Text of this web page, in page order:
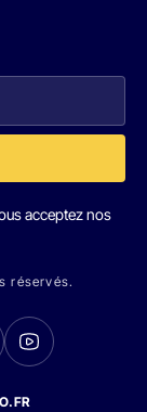
acceptez nos
réservés.